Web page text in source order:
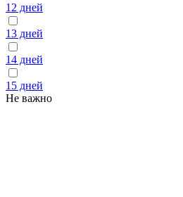
12 дней
13 дней
14 дней
15 дней
Не важно